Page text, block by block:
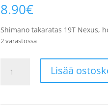
8.90€
Shimano takaratas 19T Nexus,
2 varastossa
takaratas
Lisää